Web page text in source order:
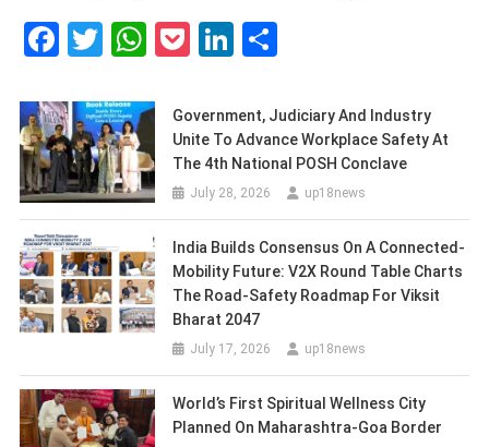
Facebook
Twitter
WhatsApp
PocketLinkedIn
Government, Judiciary And Industry
Unite To Advance Workplace Safety At
The 4th National POSH Conclave
July 28, 2026 up18news
India Builds Consensus On A Connected-
Mobility Future: V2X Round Table Charts
The Road-Safety Roadmap For Viksit
Bharat 2047
July 17, 2026 up18news
World’s First Spiritual Wellness City
Planned On Maharashtra-Goa Border